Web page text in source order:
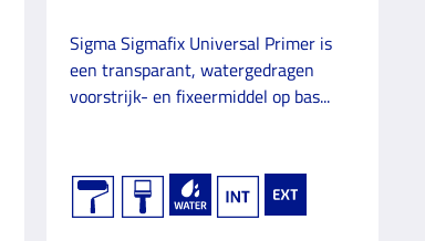
Sigma Sigmafix Universal Primer is
een transparant, watergedragen
voorstrijk- en fixeermiddel op bas...